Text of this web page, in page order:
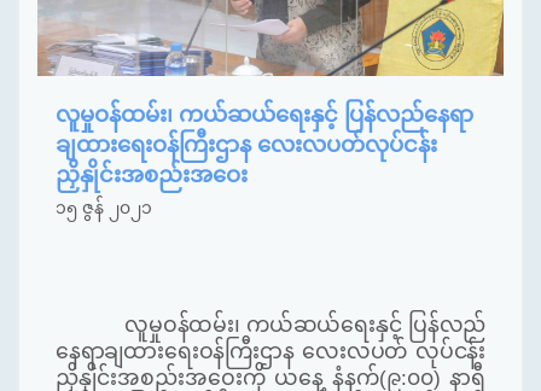
လူမှုဝန်ထမ်း၊ ကယ်ဆယ်ရေးနှင့် ပြန်လည်နေရာ
ချထားရေးဝန်ကြီးဌာန လေးလပတ်လုပ်ငန်း
ညှိနှိုင်းအစည်းအဝေး
၁၅ ဇွန် ၂၀၂၁
လူမှုဝန်ထမ်း၊ ကယ်ဆယ်ရေးနှင့် ပြန်လည်
နေရာချထားရေးဝန်ကြီးဌာန လေးလပတ် လုပ်ငန်း
ညှိနှိုင်းအစည်းအဝေးကို ယနေ့နံနက်(၉:၀၀) နာရီ